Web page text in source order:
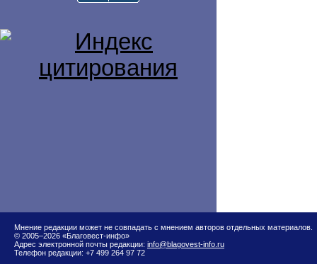
Мнение редакции может не совпадать с мнением авторов отдельных материалов.
© 2005–2026 «Благовест-инфо»
Адрес электронной почты редакции: info@blagovest-info.ru
Телефон редакции: +7 499 264 97 72